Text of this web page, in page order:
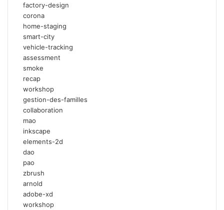
factory-design
corona
home-staging
smart-city
vehicle-tracking
assessment
smoke
recap
workshop
gestion-des-familles
collaboration
mao
inkscape
elements-2d
dao
pao
zbrush
arnold
adobe-xd
workshop